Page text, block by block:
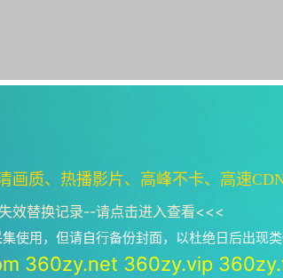
画质、热播影片、高峰不卡、高速
效替换记录--请点击进入查看<<<
使用，但请自行备份封面，以杜绝日后出现类
360zy.net 360zy.vip